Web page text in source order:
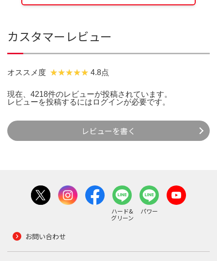
カスタマーレビュー
オススメ度 4.8点
現在、4218件のレビューが投稿されています。
レビューを投稿するには ログインが必要です。
レビューを書く
ハード&
グリーン
パワー
お問い合わせ